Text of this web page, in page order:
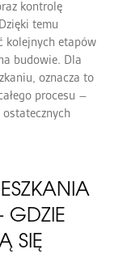
kontrolę
temu
kolejnych etapów
budowie. Dla
oznacza to
procesu –
GDZIE
SIĘ